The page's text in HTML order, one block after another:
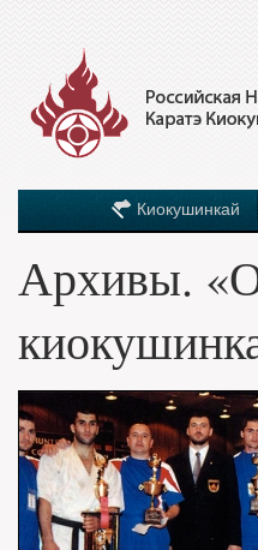
Киокушинкай
Архивы.